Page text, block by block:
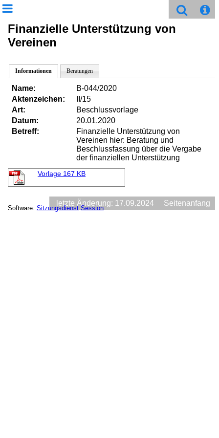
Finanzielle Unterstützung von
Vereinen
Informationen Beratungen
Name:
B-044/2020
Aktenzeichen:
II/15
Art:
Beschlussvorlage
Datum:
20.01.2020
Betreff:
Finanzielle Unterstützung von
Vereinen hier: Beratung und
Beschlussfassung über die Vergabe
der finanziellen Unterstützung
Vorlage 167 KB
letzte Änderung: 17.09.2024 Seitenanfang
Software: Sitzungsdienst Session